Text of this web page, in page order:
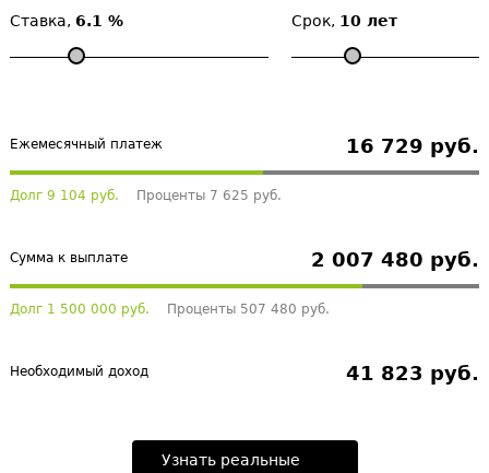
Ставка, 6.1 % Срок, 10 лет
Ежемесячный платеж 16 729 руб.
Долг 9 104 руб. Проценты 7 625 руб.
Сумма к выплате 2 007 480 руб.
Долг 1 500 000 руб. Проценты 507 480 руб.
Необходимый доход 41 823 руб.
Узнать реальные